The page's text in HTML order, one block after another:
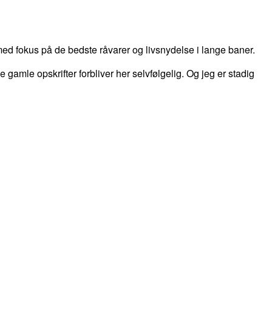
fokus på de bedste råvarer og livsnydelse i lange baner.
opskrifter forbliver her selvfølgelig. Og jeg er stadig